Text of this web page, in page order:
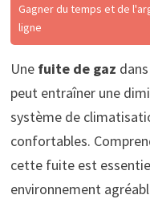
Gagner du temps et de
ligne
Une fuite de gaz
peut entraîner une
système de
confortables.
cette fuite est
environnement